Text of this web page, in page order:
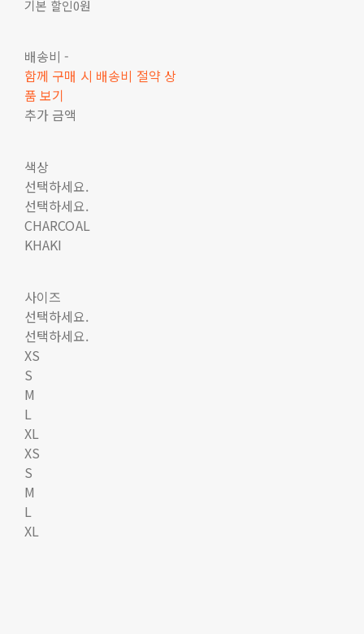
기본 할인0원
배송비 -
함께 구매 시 배송비 절약 상
품 보기
추가 금액
색상
선택하세요.
선택하세요.
CHARCOAL
KHAKI
사이즈
선택하세요.
선택하세요.
XS
S
M
L
XL
XS
S
M
L
XL